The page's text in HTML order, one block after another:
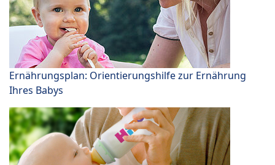
Ernährungsplan: Orientierungshilfe zur Ernährung
Ihres Babys